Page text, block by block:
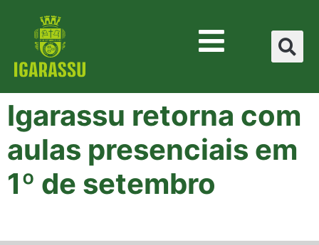
Igarassu retorna com
aulas presenciais em
1º de setembro